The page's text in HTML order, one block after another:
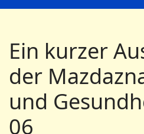
Ein kurzer
der
und
06